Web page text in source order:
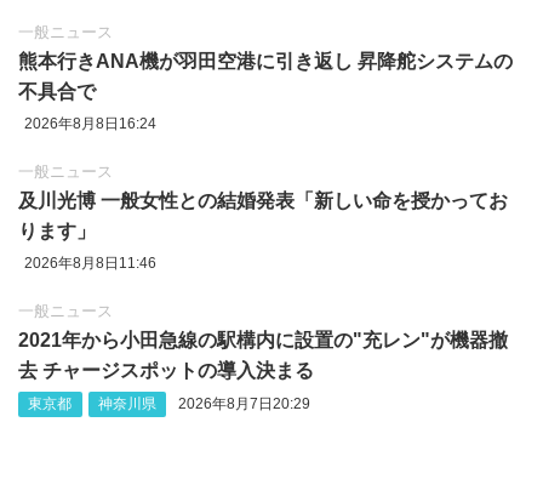
一般ニュース
熊本行きANA機が羽田空港に引き返し 昇降舵システムの
不具合で
2026年8月8日16:24
一般ニュース
及川光博 一般女性との結婚発表「新しい命を授かってお
ります」
2026年8月8日11:46
一般ニュース
2021年から小田急線の駅構内に設置の"充レン"が機器撤
去 チャージスポットの導入決まる
東京都 神奈川県 2026年8月7日20:29